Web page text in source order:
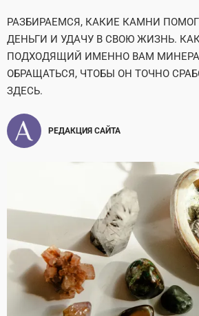
РАЗБИРАЕМСЯ, КАКИЕ КАМНИ
ДЕНЬГИ И УДАЧУ В СВОЮ ЖИЗНЬ.
ПОДХОДЯЩИЙ ИМЕННО ВАМ
ОБРАЩАТЬСЯ, ЧТОБЫ ОН ТОЧНО
ЗДЕСЬ.
РЕДАКЦИЯ САЙТА